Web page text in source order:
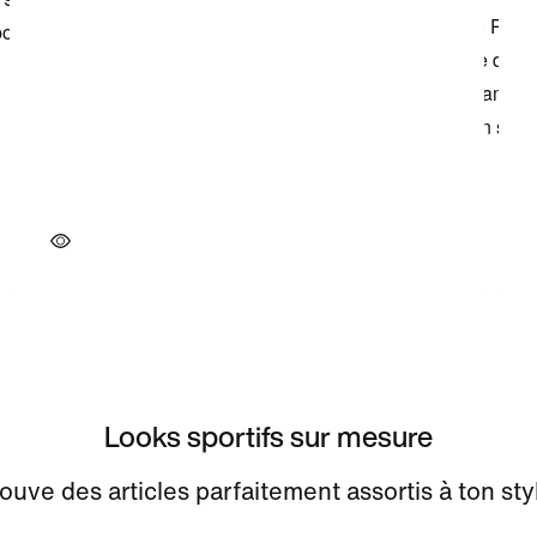
Looks sportifs sur mesure
des articles parfaitement assortis à ton